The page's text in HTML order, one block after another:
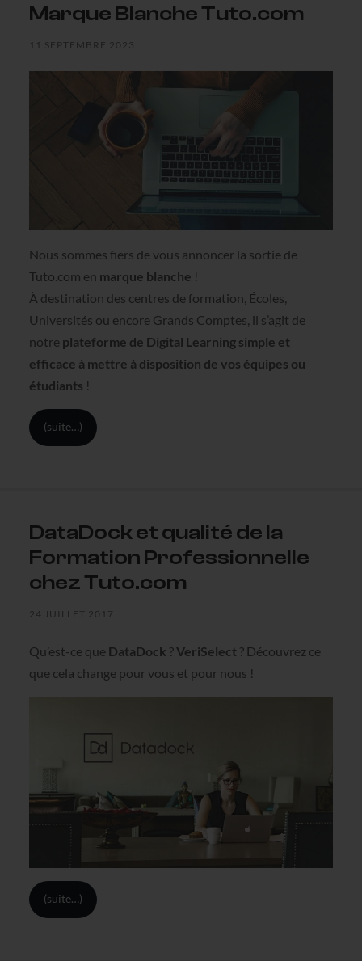
Marque Blanche Tuto.com
11 SEPTEMBRE 2023
Nous sommes fiers de vous annoncer la sortie de
Tuto.com en marque blanche !
À destination des centres de formation, Écoles,
Universités ou encore Grands Comptes, il s’agit de
notre plateforme de Digital Learning simple et
efficace à mettre à disposition de vos équipes ou
étudiants !
(suite…)
DataDock et qualité de la
Formation Professionnelle
chez Tuto.com
24 JUILLET 2017
Qu’est-ce que DataDock ?VeriSelect ? Découvrez ce
que cela change pour vous et pour nous !
(suite…)